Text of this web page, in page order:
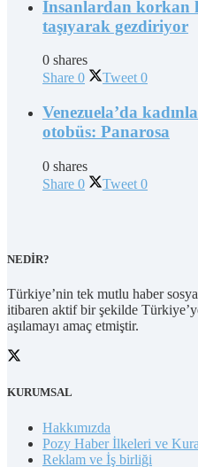
İnsanlardan korkan
taşıyarak gezdiriyor
0 shares
Share 0 Tweet 0
Venezuela’da
otobüs: Panarosa
0 shares
Share 0 Tweet 0
NEDİR?
Türkiye’nin tek mutlu haber
itibaren aktif bir şekilde
aşılamayı amaç etmiştir.
KURUMSAL
Hakkımızda
Pozy Haber İlkeleri ve
Reklam ve İş birliği